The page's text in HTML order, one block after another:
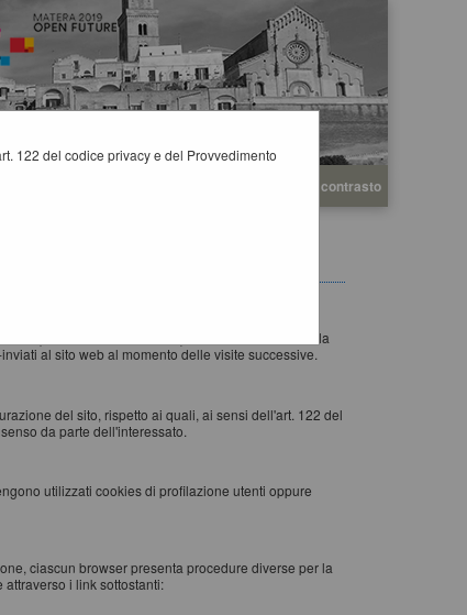
Alto contrasto
122 del codice privacy e del Provvedimento
al browser dell'utente (Internet Explorer, Mozilla
al sito web al momento delle visite successive.
del sito, rispetto ai quali, ai sensi dell'art. 122 del
da parte dell'interessato.
utilizzati cookies di profilazione utenti oppure
ciascun browser presenta procedure diverse per la
i link sottostanti: